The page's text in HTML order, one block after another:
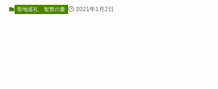
聖地巡礼 智慧の書 2021年1月2日